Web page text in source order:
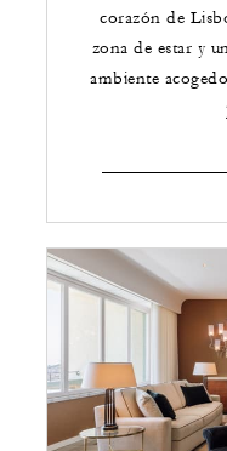
corazón de
zona de estar y
ambiente